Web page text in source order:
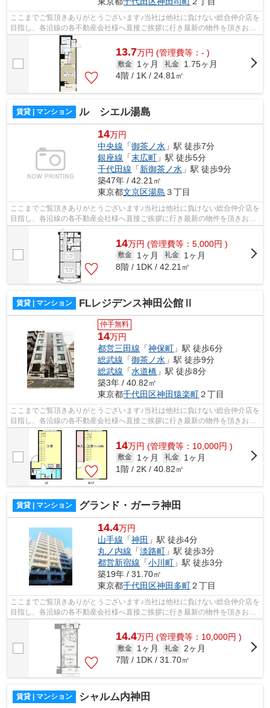
ここまでご覧頂きありがとうございます♪当社は他社に負けない総合仲介店を
目指し、各沿線の各不動産会社様へ直接ご挨拶に行き最新の物件を頂きお客
様へ提供しております！最新の情報は...
13.7万円 (管理費等：- )
敷金 1ヶ月 礼金
1.75ヶ月
4階 / 1K / 24.81㎡
賃貸 | マンション ル シエル湯島
14万円
中央線 「御茶ノ水 」駅 徒歩7分
銀座線 「末広町 」駅 徒歩5分
千代田線 「新御茶ノ水 」駅 徒歩9分
築47年 / 42.21㎡
東京都文京区湯島 ３丁目
ここまでご覧頂きありがとうございます♪当社は他社に負けない総合仲介店を
目指し、各沿線の各不動産会社様へ直接ご挨拶に行き最新の物件を頂きお客
様へ提供しております！最新の情報は...
14万円 (管理費等：5,000円 )
敷金 1ヶ月 礼金
1ヶ月
8階 / 1DK / 42.21㎡
賃貸 | マンション FLレジデンス神田公館Ⅱ
仲手無料
14万円
都営三田線 「神保町 」駅 徒歩6分
総武線 「御茶ノ水 」駅 徒歩9分
総武線 「水道橋 」駅 徒歩8分
築3年 / 40.82㎡
東京都千代田区神田猿楽町２丁目
ここまでご覧頂きありがとうございます♪当社は他社に負けない総合仲介店を
目指し、各沿線の各不動産会社様へ直接ご挨拶に行き最新の物件を頂きお客
様へ提供しております！最新の情報は...
14万円 (管理費等：10,000円 )
敷金 1ヶ月 礼金
1ヶ月
1階 / 2K / 40.82㎡
賃貸 | マンション グランド・ガーラ神田
14.4万円
山手線 「神田 」駅 徒歩4分
丸ノ内線 「淡路町 」駅 徒歩3分
都営新宿線 「小川町 」駅 徒歩3分
築19年 / 31.70㎡
東京都千代田区神田多町２丁目
ここまでご覧頂きありがとうございます♪当社は他社に負けない総合仲介店を
目指し、各沿線の各不動産会社様へ直接ご挨拶に行き最新の物件を頂きお客
様へ提供しております！最新の情報は...
14.4万円 (管理費等：10,000円 )
敷金 1ヶ月 礼金 2ヶ月
7階 / 1DK / 31.70㎡
賃貸 | マンション シャルム内神田